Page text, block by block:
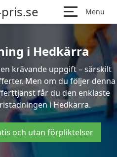
Menu
i Hedkärra
krävande uppgift – särskilt
Men om du följer denna
får du den enklaste
i Hedkärra.
och utan förpliktelser